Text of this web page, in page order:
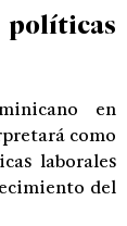
en
como
laborales
del